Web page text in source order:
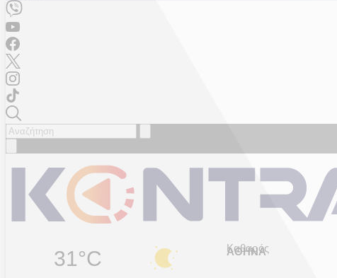
31°C Καθαρός